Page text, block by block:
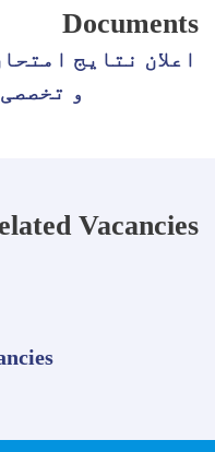
Documents
و
Vacancies